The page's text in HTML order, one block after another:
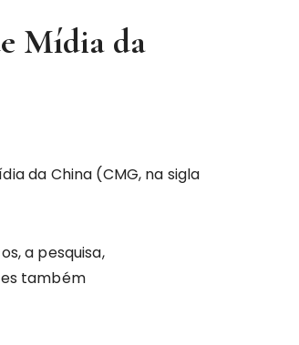
Mídia da
da China (CMG, na sigla
a pesquisa,
também